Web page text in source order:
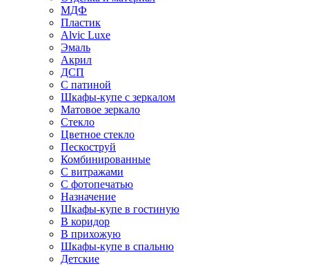
МДФ
Пластик
Alvic Luxe
Эмаль
Акрил
ДСП
С патиной
Шкафы-купе с зеркалом
Матовое зеркало
Стекло
Цветное стекло
Пескоструй
Комбинированные
С витражами
С фотопечатью
Назначение
Шкафы-купе в гостиную
В коридор
В прихожую
Шкафы-купе в спальню
Детские